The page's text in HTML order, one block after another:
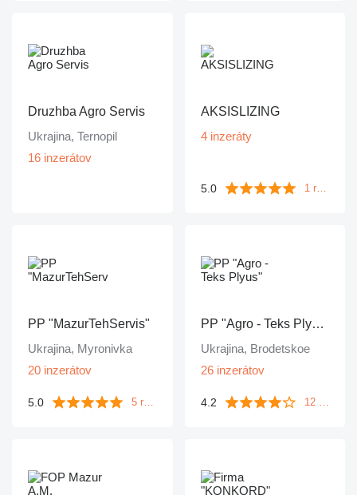
Druzhba Agro Servis
Ukrajina, Ternopil
16 inzerátov
AKSISLIZING
4 inzeráty
5.0 1 recenzia
PP "MazurTehServis"
Ukrajina, Myronivka
20 inzerátov
5.0 5 recenzií
PP "Agro - Teks Plyus"
Ukrajina, Brodetskoe
26 inzerátov
4.2 12 recenzií